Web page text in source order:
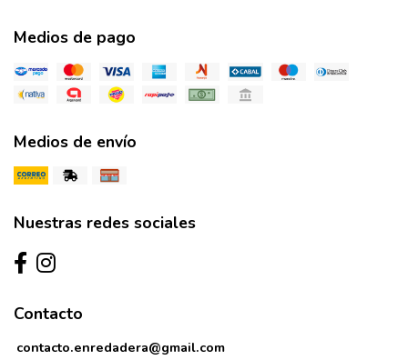
Medios de pago
Medios de envío
Nuestras redes sociales
Contacto
contacto.enredadera@gmail.com